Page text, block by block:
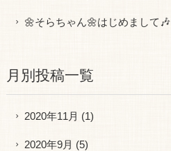
🌼そらちゃん🌼はじめまして🎶
月別投稿一覧
2020年11月 (1)
2020年9月 (5)